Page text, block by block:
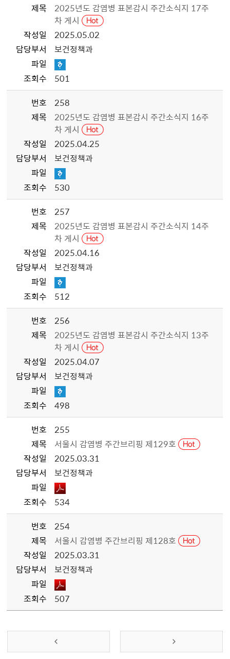
제목
2025년도 감염병 표본감시 주간소식지 17주
차 게시
작성일
2025.05.02
담당부서
보건정책과
파일
조회수
501
번호
258
제목
2025년도 감염병 표본감시 주간소식지 16주
차 게시
작성일
2025.04.25
담당부서
보건정책과
파일
조회수
530
번호
257
제목
2025년도 감염병 표본감시 주간소식지 14주
차 게시
작성일
2025.04.16
담당부서
보건정책과
파일
조회수
512
번호
256
제목
2025년도 감염병 표본감시 주간소식지 13주
차 게시
작성일
2025.04.07
담당부서
보건정책과
파일
조회수
498
번호
255
제목
서울시 감염병 주간브리핑 제129호
작성일
2025.03.31
담당부서
보건정책과
파일
조회수
534
번호
254
제목
서울시 감염병 주간브리핑 제128호
작성일
2025.03.31
담당부서
보건정책과
파일
조회수
507